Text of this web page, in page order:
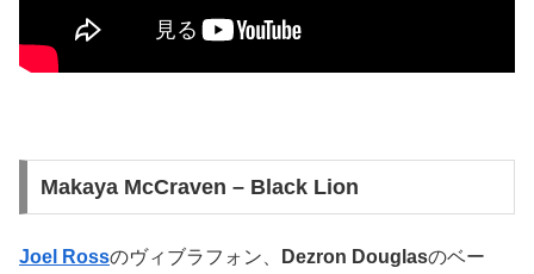
Makaya McCraven – Black Lion
Joel Rossのヴィブラフォン、 Dezron Douglasのベー